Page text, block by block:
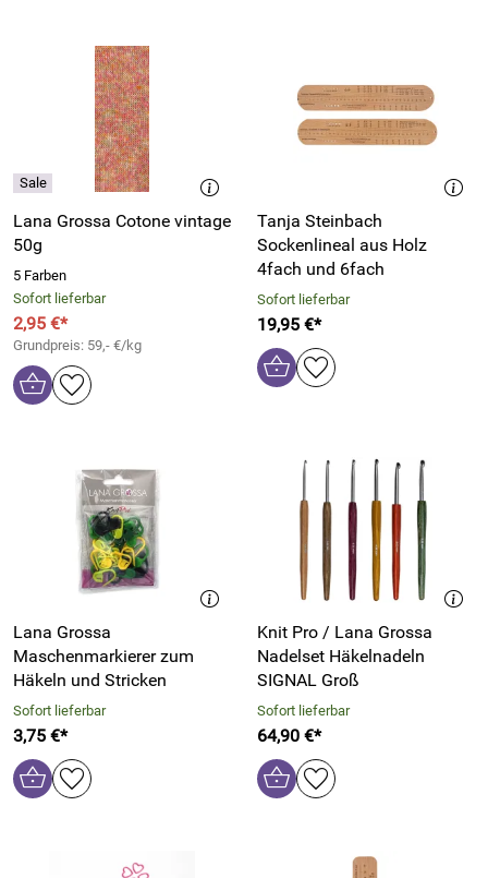
Lana Grossa Cotone vintage
50g
5 Farben
Sofort lieferbar
2,95 €*
Grundpreis: 59,- €/kg
Tanja Steinbach
Sockenlineal aus Holz
4fach und 6fach
Sofort lieferbar
19,95 €*
Lana Grossa
Maschenmarkierer zum
Häkeln und Stricken
Sofort lieferbar
3,75 €*
Knit Pro / Lana Grossa
Nadelset Häkelnadeln
SIGNAL Groß
Sofort lieferbar
64,90 €*